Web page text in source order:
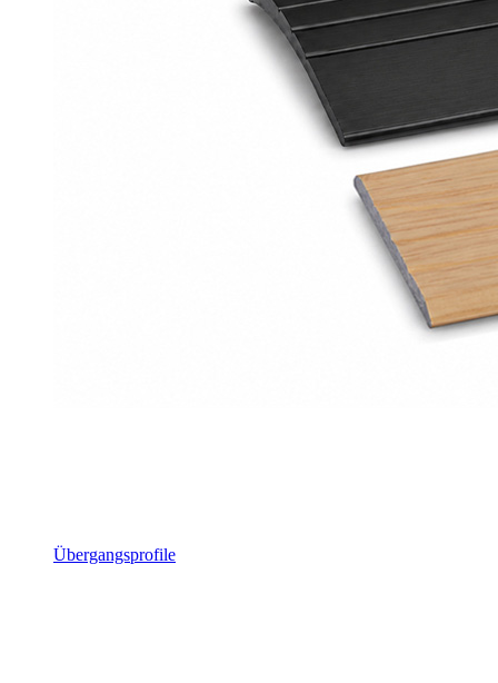
Übergangsprofile